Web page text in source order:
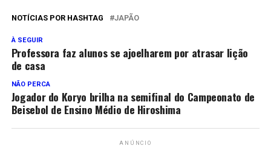
NOTÍCIAS POR HASHTAG JAPÃO
À SEGUIR
Professora faz alunos se ajoelharem por atrasar lição
de casa
NÃO PERCA
Jogador do Koryo brilha na semifinal do Campeonato de
Beisebol de Ensino Médio de Hiroshima
ANÚNCIO